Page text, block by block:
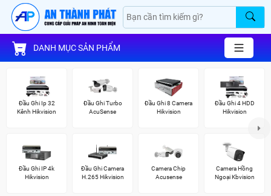
DANH MỤC SẢN PHẨM
Đầu Ghi Ip 32
Kênh Hikvision
Đầu Ghi Turbo
AcuSense
Đầu Ghi 8 Camera
Hikvision
Đầu Ghi 4 HDD
Hikvision
Đầu Ghi IP 4k
Hikvision
Đầu Ghi Camera
H.265 Hikvision
Camera Chip
Acusense
Camera Hồng
Ngoại Kbvision